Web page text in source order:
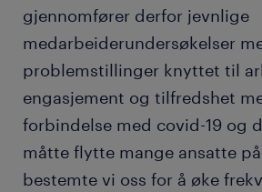
gjennomfører derfor jevnlige
medarbeiderundersøkelser
problemstillinger knyttet til
engasjement og tilfredshet
forbindelse med covid-19 og
måtte flytte mange ansatte
bestemte vi oss for å øke